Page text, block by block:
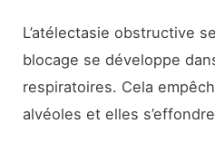
L’atélectasie obstructive
blocage se développe
respiratoires. Cela
alvéoles et elles